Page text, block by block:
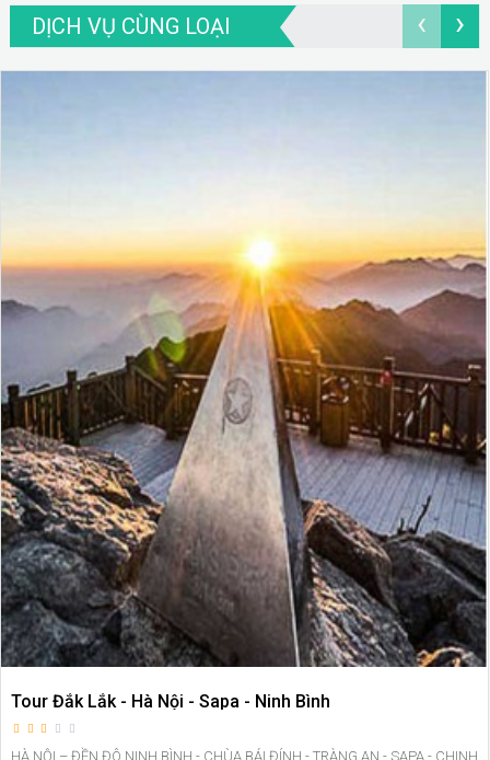
DỊCH VỤ CÙNG LOẠI
Tour Đắk Lắk - Hà Nội - Sapa - Ninh Bình
HÀ NỘI – ĐỀN ĐÔ NINH BÌNH - CHÙA BÁI ĐÍNH - TRÀNG AN - SAPA - CHINH
‹ ›